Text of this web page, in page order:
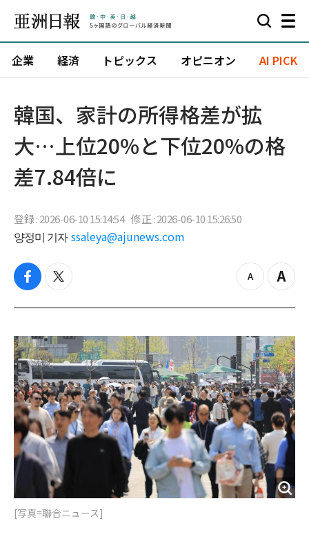
企業 経済 トピックス オピニオン AI PICK
韓国、家計の所得格差が拡
大…上位20%と下位20%の格
差7.84倍に
登録 : 2026-06-10 15:14:54 修正 : 2026-06-10 15:26:50
양정미 기자 ssaleya@ajunews.com
f
c
b
o
o
k
t
i
t
e
r
z
o
o
u
t
Z
o
i
n
[写真=聯合ニュース]